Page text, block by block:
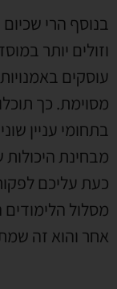
בנוסף הרי
וזולים יותר
עוסקים
מסוימת. כך
בתחומי עניין
מבחינת
כעת עליכם
מסלול
אחר והוא זה